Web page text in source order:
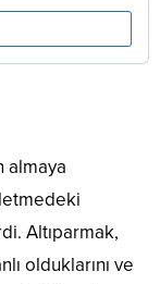
almaya
Altıparmak,
olduklarını ve